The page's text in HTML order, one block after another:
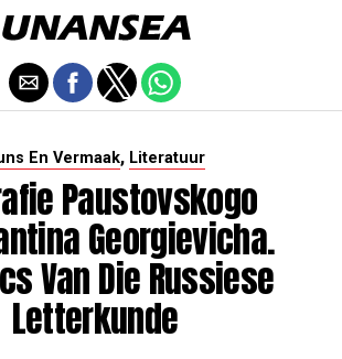
En Vermaak, Literatuur
Paustovskogo
Georgievicha.
Van Die Russiese
Letterkunde